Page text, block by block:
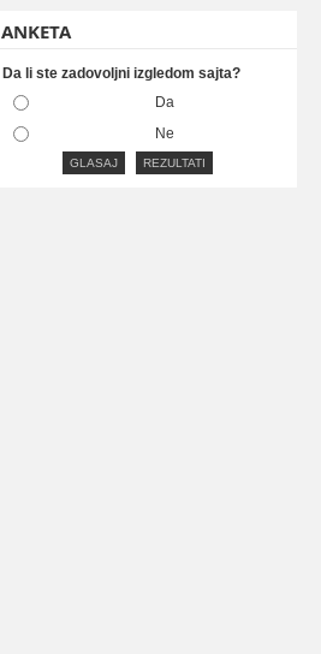
ANKETA
Da li ste zadovoljni izgledom sajta?
Da
Ne